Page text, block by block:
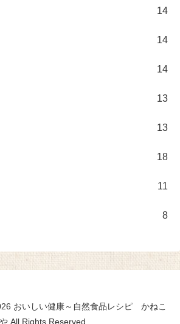
14
14
14
13
13
18
11
8
おいしい健康～自然食品レシピ かねこ
や All Rights Reserved.